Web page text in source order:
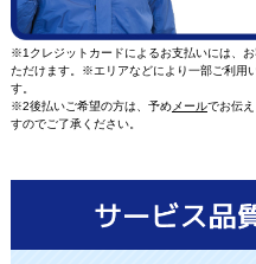
※1クレジットカードによるお支払いには、
ただけます。※エリアなどにより一部ご利用
す。
※2後払いご希望の方は、予めメールでお伝
すのでご了承ください。